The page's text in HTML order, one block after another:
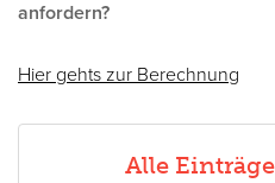
anfordern?
Hier gehts zur Berechnung
Alle